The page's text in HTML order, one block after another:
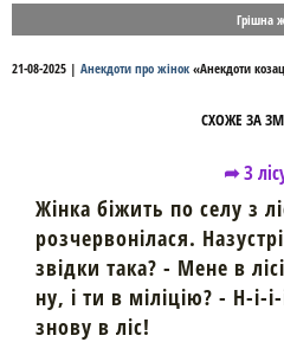
Грішна
21-08-2025 | Анекдоти про жінок «Анекдоти
СХОЖЕ ЗА
➦ З
Жінка біжить по селу з
розчервонілася.
звідки така? - Мене в
ну, і ти в міліцію? - Н-і-
знову в ліс!